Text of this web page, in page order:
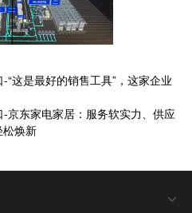
这是最好的销售工具”，这家企业
京东家电家居：服务软实力、供应
焕新